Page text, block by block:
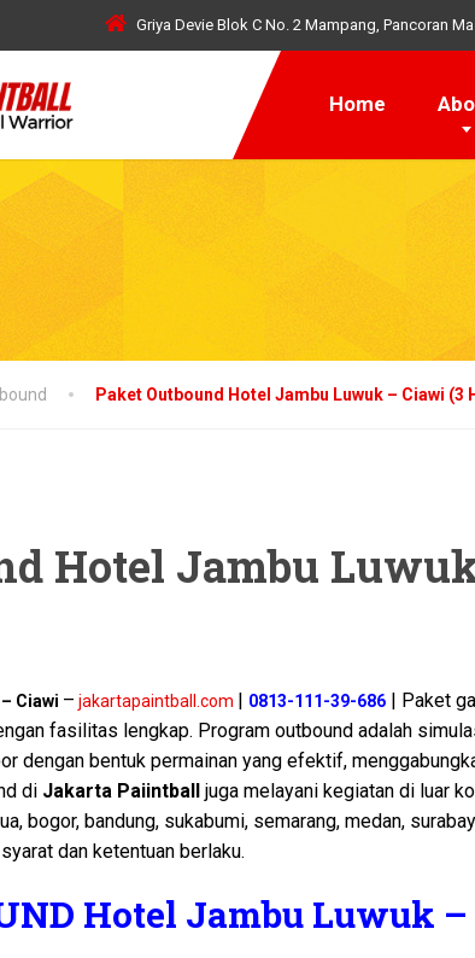
Griya Devie Blok C No. 2 Mampang, Pancoran
Home
Paket Outbound Hotel Jambu Luwuk – Ciawi (3
Hotel Jambu
Ciawi – jakartapaintball.com | 0813-111-39-686 | Paket
fasilitas lengkap. Program outbound adalah
dengan bentuk permainan yang efektif,
di Jakarta Paiintball juga melayani kegiatan di luar
bogor, bandung, sukabumi, semarang, medan,
dan ketentuan berlaku.
Hotel Jambu Luwuk